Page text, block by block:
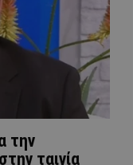
την
ταινία